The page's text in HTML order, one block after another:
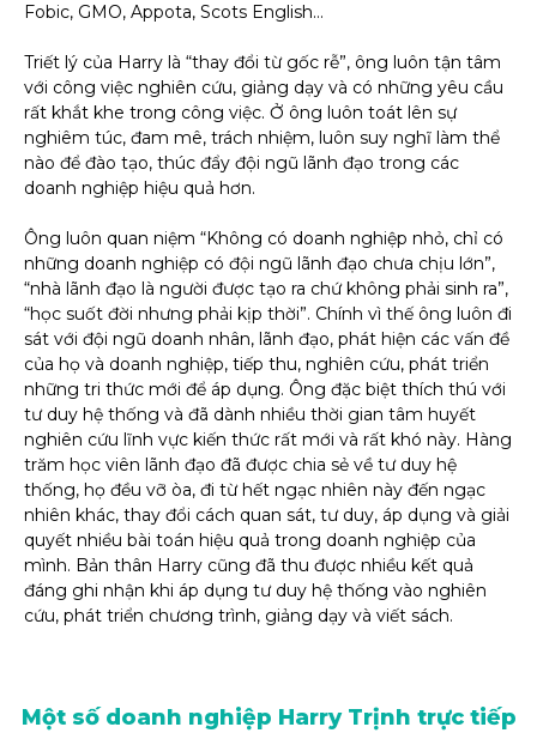
Fobic, GMO, Appota, Scots English…
Triết lý của Harry là “thay đổi từ gốc rễ”, ông luôn tận tâm
với công việc nghiên cứu, giảng dạy và có những yêu cầu
rất khắt khe trong công việc. Ở ông luôn toát lên sự
nghiêm túc, đam mê, trách nhiệm, luôn suy nghĩ làm thể
nào để đào tạo, thúc đẩy đội ngũ lãnh đạo trong các
doanh nghiệp hiệu quả hơn.
Ông luôn quan niệm “Không có doanh nghiệp nhỏ, chỉ có
những doanh nghiệp có đội ngũ lãnh đạo chưa chịu lớn”,
“nhà lãnh đạo là người được tạo ra chứ không phải sinh ra”,
“học suốt đời nhưng phải kịp thời”. Chính vì thế ông luôn đi
sát với đội ngũ doanh nhân, lãnh đạo, phát hiện các vấn đề
của họ và doanh nghiệp, tiếp thu, nghiên cứu, phát triển
những tri thức mới để áp dụng. Ông đặc biệt thích thú với
tư duy hệ thống và đã dành nhiều thời gian tâm huyết
nghiên cứu lĩnh vực kiến thức rất mới và rất khó này. Hàng
trăm học viên lãnh đạo đã được chia sẻ về tư duy hệ
thống, họ đều vỡ òa, đi từ hết ngạc nhiên này đến ngạc
nhiên khác, thay đổi cách quan sát, tư duy, áp dụng và giải
quyết nhiều bài toán hiệu quả trong doanh nghiệp của
mình. Bản thân Harry cũng đã thu được nhiều kết quả
đáng ghi nhận khi áp dụng tư duy hệ thống vào nghiên
cứu, phát triển chương trình, giảng dạy và viết sách.
Một số doanh nghiệp Harry Trịnh trực tiếp